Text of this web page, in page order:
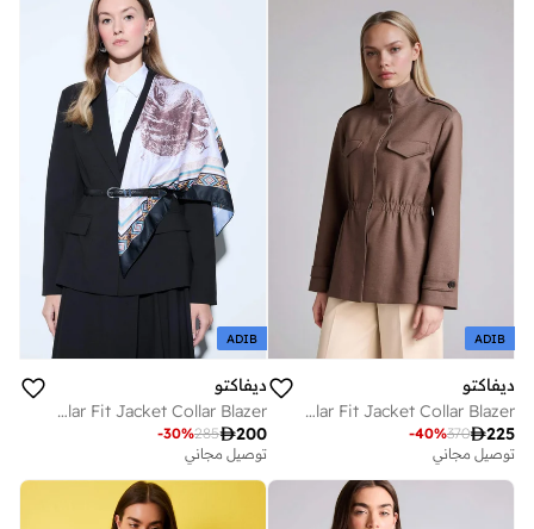
ADIB
ديفاكتو
Regular Fit Jacket Collar Blazer
225
370
-40%
توصيل مجاني
ADIB
ديفاكتو
Regular Fit Jacket Collar Blazer
200
285
-30%
توصيل مجاني